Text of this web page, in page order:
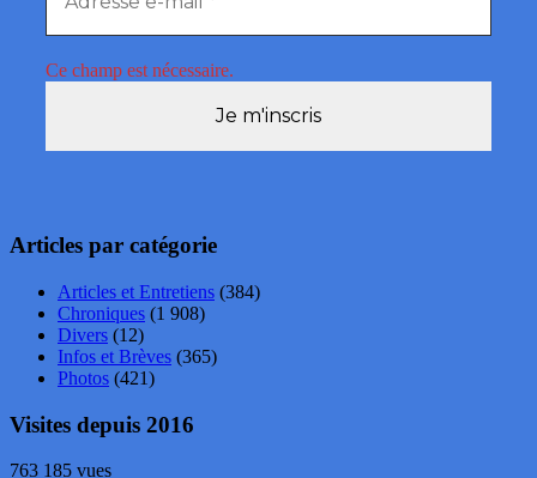
Ce champ est nécessaire.
Articles par catégorie
Articles et Entretiens (384)
Chroniques (1 908)
Divers (12)
Infos et Brèves (365)
Photos (421)
Visites depuis 2016
763 185 vues